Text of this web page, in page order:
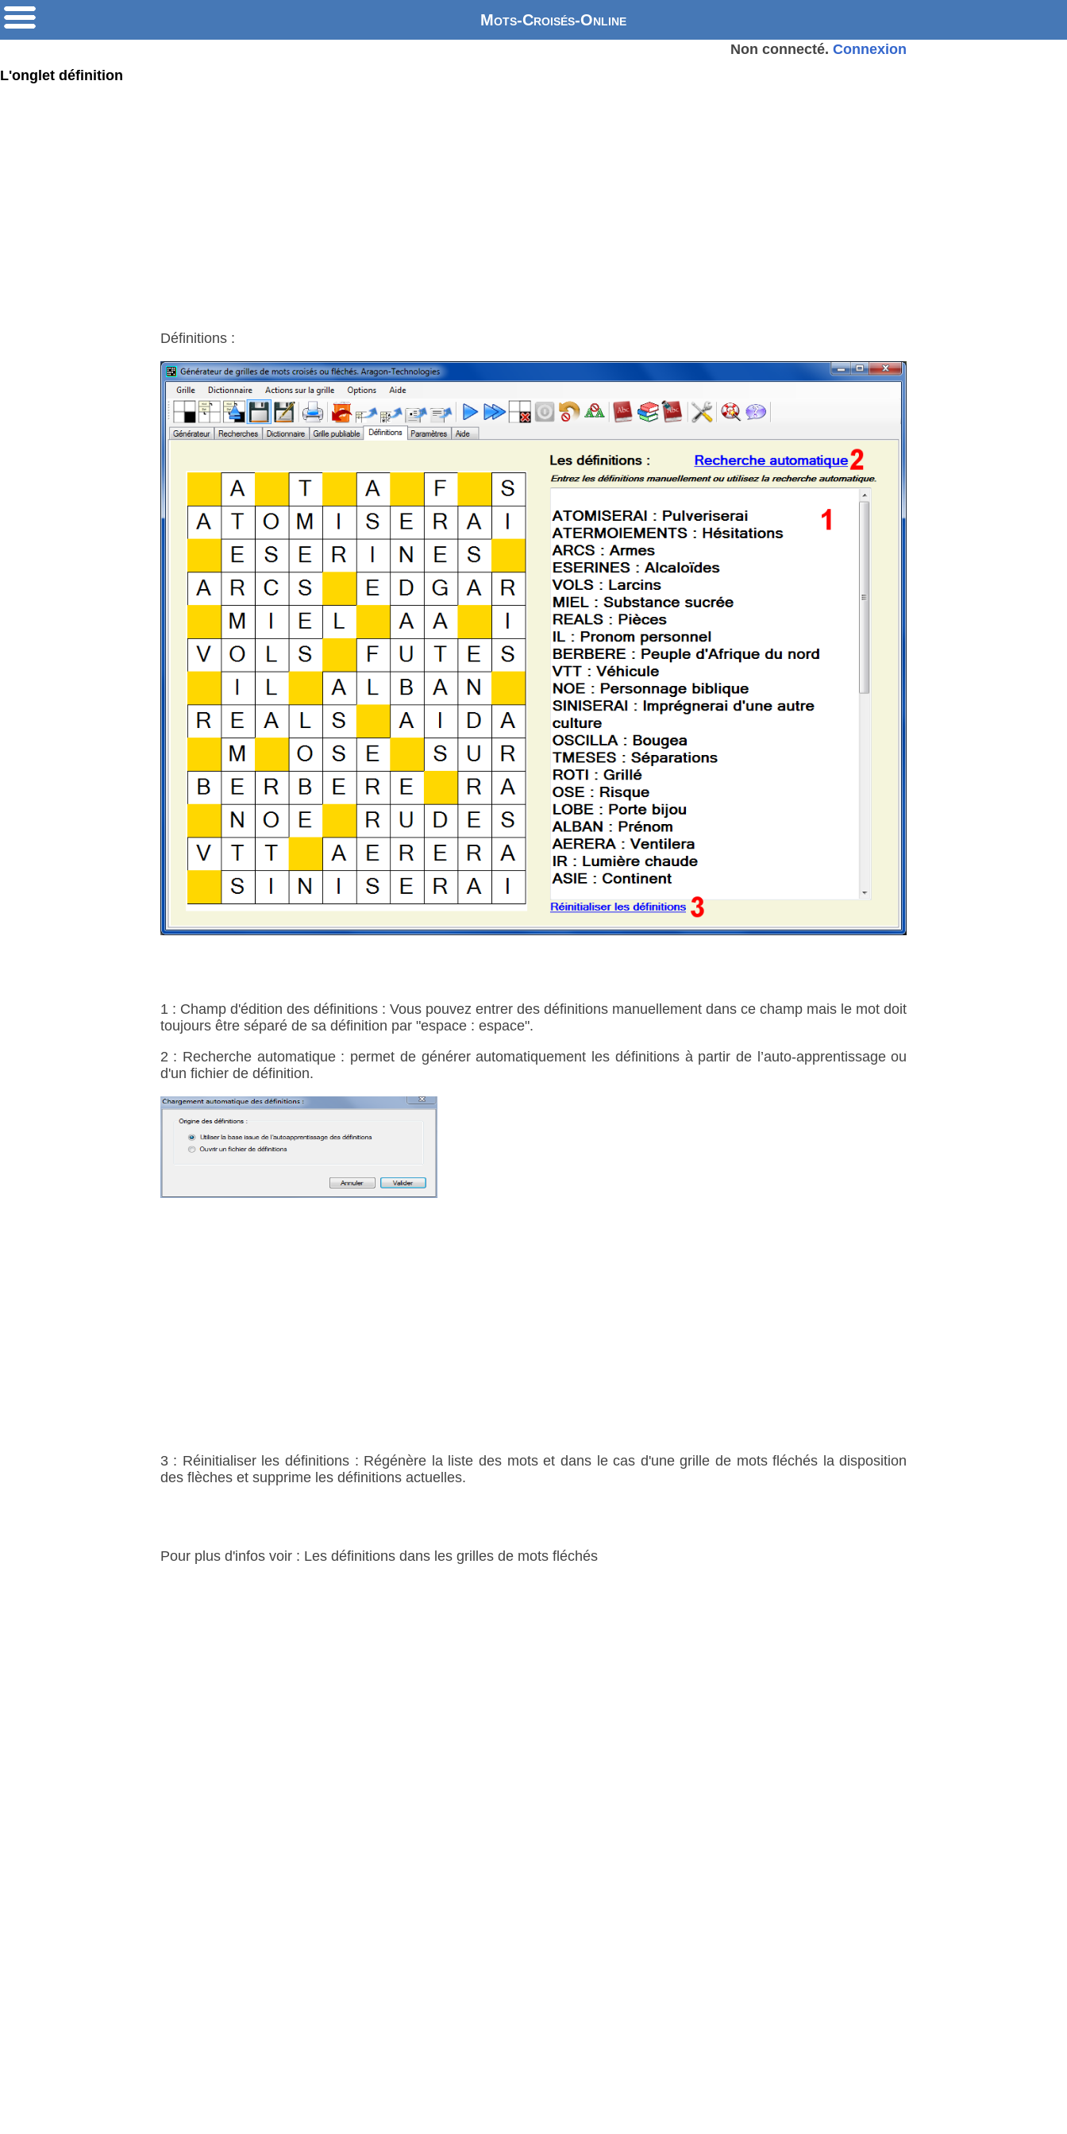
Mots-Croisés-Online
Non connecté.Connexion
L'onglet définition
Définitions :
1 : Champ d'édition des définitions : Vous pouvez entrer des définitions manuellement dans ce champ mais le mot doit
toujours être séparé de sa définition par "espace : espace".
2 : Recherche automatique : permet de générer automatiquement les définitions à partir de l’auto‑apprentissage ou
d'un fichier de définition.
3 : Réinitialiser les définitions : Régénère la liste des mots et dans le cas d'une grille de mots fléchés la disposition
des flèches et supprime les définitions actuelles.
Pour plus d'infos voir : Les définitions dans les grilles de mots fléchés